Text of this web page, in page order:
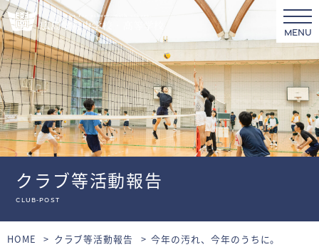
MENU
クラブ等活動報告
club-post
HOME クラブ等活動報告 今年の汚れ、今年のうちに。